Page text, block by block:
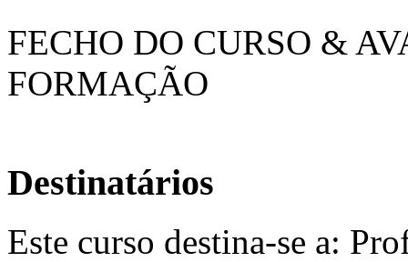
FECHO DO CURSO &
FORMAÇÃO
Destinatários
Este curso destina-se a: